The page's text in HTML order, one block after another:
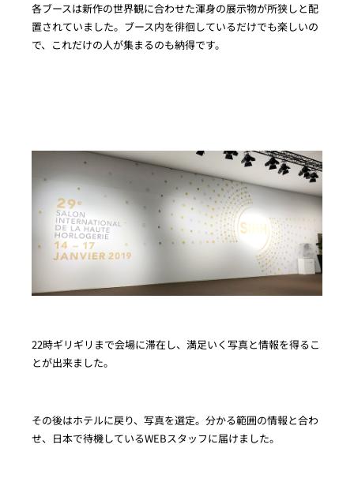
各ブースは新作の世界観に合わせた渾身の展示物が所狭しと配
置されていました。ブース内を徘徊しているだけでも楽しいの
で、これだけの人が集まるのも納得です。
22時ギリギリまで会場に滞在し、満足いく写真と情報を得るこ
とが出来ました。
その後はホテルに戻り、写真を選定。分かる範囲の情報と合わ
せ、日本で待機しているWEBスタッフに届けました。